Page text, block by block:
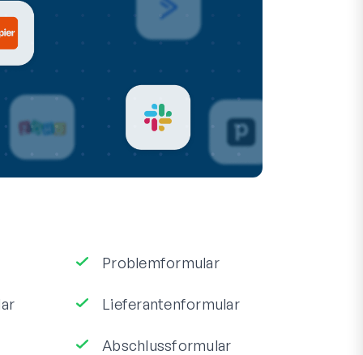
Problemformular
Lieferantenformular
Abschlussformular